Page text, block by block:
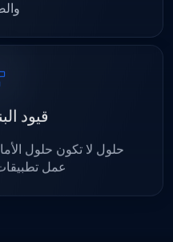
قيود
حلول لا تكون حلول
عمل تطبيقات